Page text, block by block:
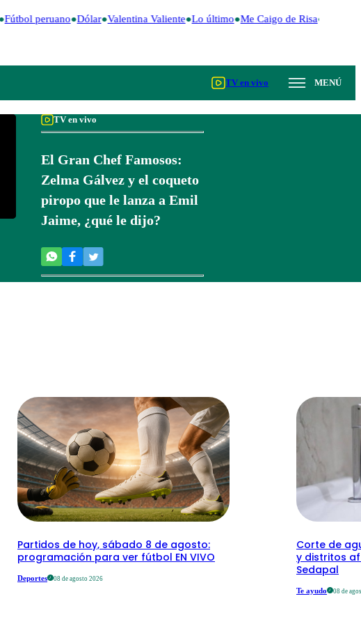
Fútbol peruano Dólar Valentina Valiente Lo último Me Caigo de Risa
TV en vivo MENÚ
TV en vivo
El Gran Chef Famosos:
Zelma Gálvez y el coqueto
piropo que le lanza a Emil
Jaime, ¿qué le dijo?
Partidos de hoy, sábado 8 de agosto:
programación para ver fútbol EN VIVO
Deportes 08 de agosto 2026
Corte de
y distritos
Sedapal
Te ayudo 08 de